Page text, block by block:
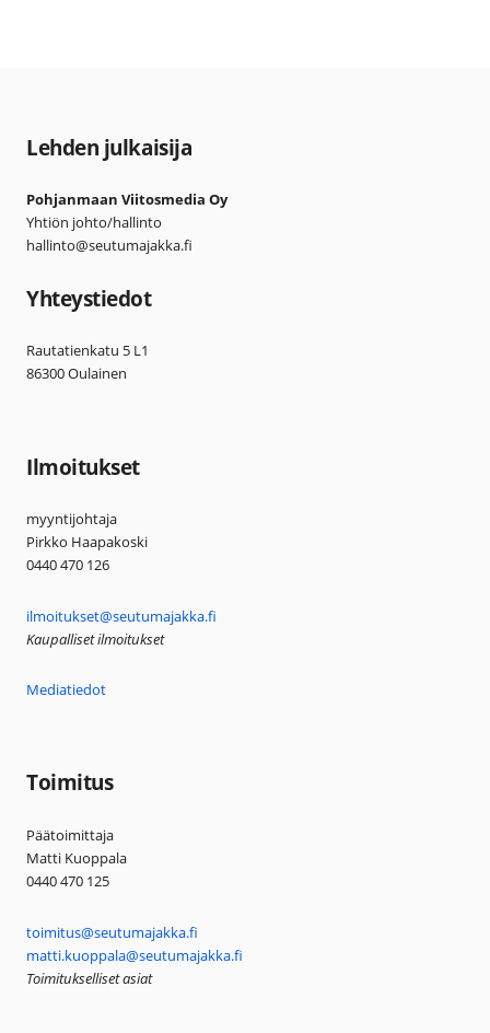
Lehden julkaisija
Pohjanmaan Viitosmedia Oy
Yhtiön johto/hallinto
hallinto@seutumajakka.fi
Yhteystiedot
Rautatienkatu 5 L1
86300 Oulainen
Ilmoitukset
myyntijohtaja
Pirkko Haapakoski
0440 470 126
ilmoitukset@seutumajakka.fi
Kaupalliset ilmoitukset
Mediatiedot
Toimitus
Päätoimittaja
Matti Kuoppala
0440 470 125
toimitus@seutumajakka.fi
matti.kuoppala@seutumajakka.fi
Toimitukselliset asiat